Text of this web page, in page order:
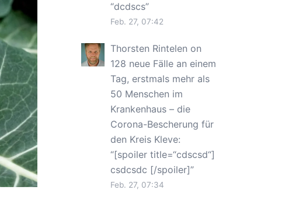
“dcdscs”
Feb. 27, 07:42
Thorsten Rintelen on
128 neue Fälle an einem
Tag, erstmals mehr als
50 Menschen im
Krankenhaus – die
Corona-Bescherung für
den Kreis Kleve:
“[spoiler title=“cdscsd“]
csdcsdc [/spoiler]”
Feb. 27, 07:34